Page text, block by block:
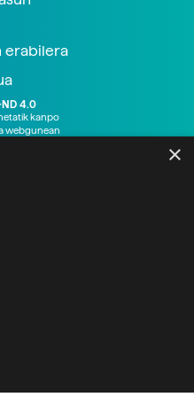
erabilera
4.0
kanpo
webgunean
×